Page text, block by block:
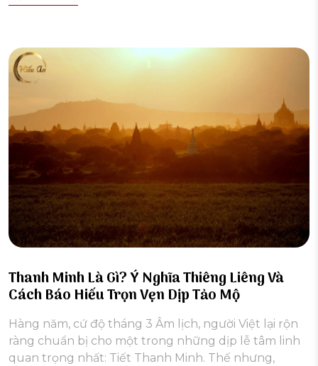
Thanh Minh Là Gì? Ý Nghĩa Thiêng Liêng Và
Cách Báo Hiếu Trọn Vẹn Dịp Tảo Mộ
Hàng năm, cứ độ tháng 3 Âm lịch, người Việt lại rộn
ràng chuẩn bị cho một trong những dịp lễ tâm linh
quan trọng nhất: Tiết Thanh Minh. Thế nhưng,